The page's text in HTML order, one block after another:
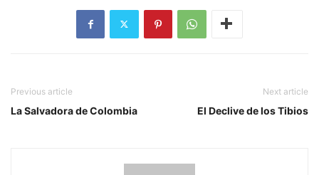
Previous article
La Salvadora de Colombia
Next article
El Declive de los Tibios